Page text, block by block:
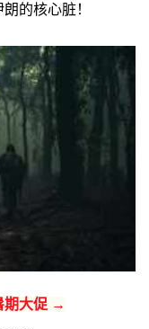
的核心脏！
期大促 →